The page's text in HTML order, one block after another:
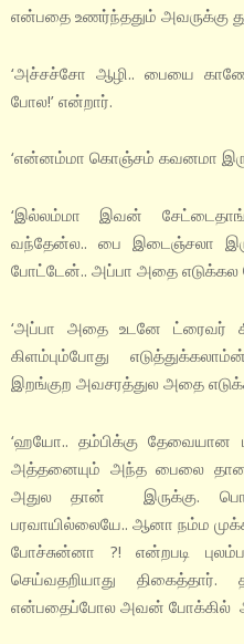
என்பதை உணர்ந்ததும் அவருக்கு
‘அச்சச்சோ ஆழி.. பையை
போல!’ என்றார்.
‘என்னம்மா கொஞ்சம் கவனமா
‘இல்லம்மா இவன்
வந்தேன்ல.. பை இடைஞ்சலா
போட்டேன்.. அப்பா அதை எடுக்கல
‘அப்பா அதை உடனே ட்ரைவர்
கிளம்பும்போது
இறங்குற அவசரத்துல அதை
‘ஹயோ.. தம்பிக்கு தேவையான
அத்தனையும் அந்த பைலை தான
அதுல தான் இருக்கு.
பரவாயில்லையே.. ஆனா நம்ம
போச்சுன்னா ?! என்றபடி
செய்வதறியாது
என்பதைப்போல அவன் போக்கில்